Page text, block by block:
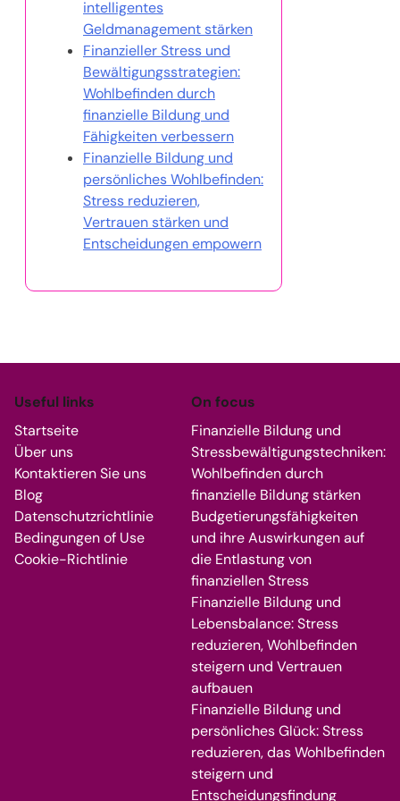
intelligentes
Geldmanagement stärken
Finanzieller Stress und
Bewältigungsstrategien:
Wohlbefinden durch
finanzielle Bildung und
Fähigkeiten verbessern
Finanzielle Bildung und
persönliches Wohlbefinden:
Stress reduzieren,
Vertrauen stärken und
Entscheidungen empowern
Useful links
Startseite
Über uns
Kontaktieren Sie uns
Blog
Datenschutzrichtlinie
Bedingungen of Use
Cookie-Richtlinie
On focus
Finanzielle Bildung und
Stressbewältigungstechniken:
Wohlbefinden durch
finanzielle Bildung stärken
Budgetierungsfähigkeiten
und ihre Auswirkungen auf
die Entlastung von
finanziellen Stress
Finanzielle Bildung und
Lebensbalance: Stress
reduzieren, Wohlbefinden
steigern und Vertrauen
aufbauen
Finanzielle Bildung und
persönliches Glück: Stress
reduzieren, das Wohlbefinden
steigern und
Entscheidungsfindung